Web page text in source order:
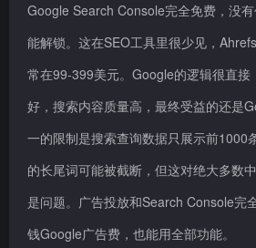
Google Search Console完全免费，没
能解锁。这在SEO工具里很少见，
常在99-399美元。Google的逻辑很直接
好，搜索内容质量高，最终受益的还是
一的限制是搜索查询数据只展示前1000
的长尾词可能被截断，但这对绝大多数
是问题。广告投放和Search Console完
钱Google广告费，也能用全部功能。